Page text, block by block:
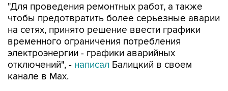
"Для проведения ремонтных работ, а также
чтобы предотвратить более серьезные аварии
на сетях, принято решение ввести графики
временного ограничения потребления
электроэнергии - графики аварийных
отключений", - написал Балицкий в своем
канале в Max.